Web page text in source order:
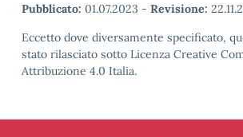
Pubblicato: 01.07.2023 - Revisione:
Eccetto dove diversamente specificato,
stato rilasciato sotto Licenza Creative
Attribuzione 4.0 Italia.